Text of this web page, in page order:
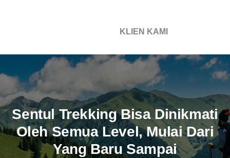
KLIEN KAMI
Sentul Trekking Bisa Dinikmati
Oleh Semua Level, Mulai Dari
Yang Baru Sampai